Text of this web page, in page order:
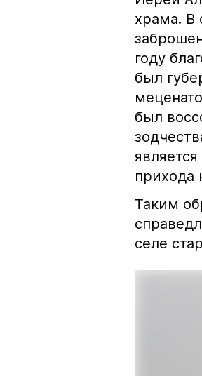
храма. В
году
был
был
прихода
Таким
селе